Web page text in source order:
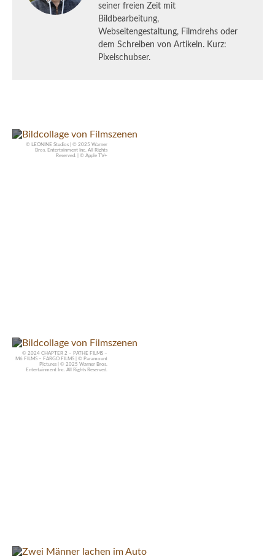
seiner freien Zeit mit
Bildbearbeitung,
Webseitengestaltung, Filmdrehs oder
dem Schreiben von Artikeln. Kurz:
Pixelschubser.
© LEONINE Studios | © 2025 Warner
Bros. Entertainment Inc. All Rights
Reserved. | © Apple TV+
© 2024 CHAPTER 2 – PATHE FILMS –
M6 FILMS – FARGO FILMS | © Paramount
Pictures | © 2025 Warner Bros.
Entertainment Inc. All Rights Reserved.